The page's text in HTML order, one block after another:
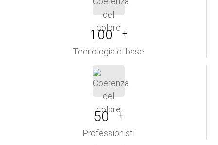
100 +
Tecnologia di base
50 +
Professionisti